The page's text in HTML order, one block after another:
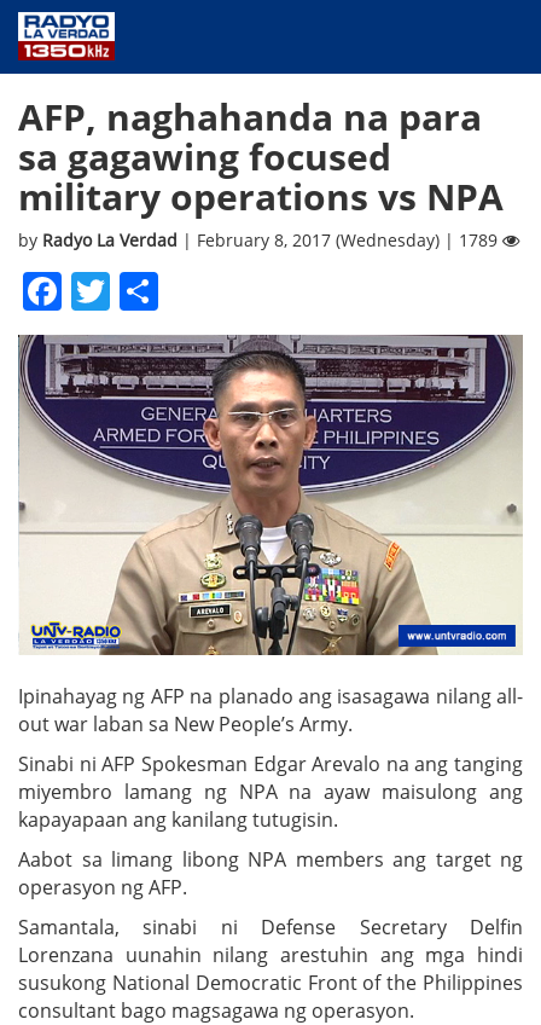
PUBLIC SERVICE
ANNOUNCEMENTS
PROGRAMS
ABOUT
AFP, naghahanda na para
sa gagawing focused
military operations vs NPA
by Radyo La Verdad | February 8, 2017 (Wednesday) | 1789
Facebook
Twitter
Ipinahayag ng AFP na planado ang isasagawa nilang all-
out war laban sa New People’s Army.
Sinabi ni AFP Spokesman Edgar Arevalo na ang tanging
miyembro lamang ng NPA na ayaw maisulong ang
kapayapaan ang kanilang tutugisin.
Aabot sa limang libong NPA members ang target ng
operasyon ng AFP.
Samantala, sinabi ni Defense Secretary Delfin
Lorenzana uunahin nilang arestuhin ang mga hindi
susukong National Democratic Front of the Philippines
consultant bago magsagawa ng operasyon.